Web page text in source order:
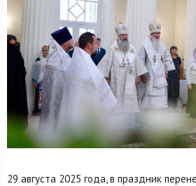
29 августа 2025 года, в праздник